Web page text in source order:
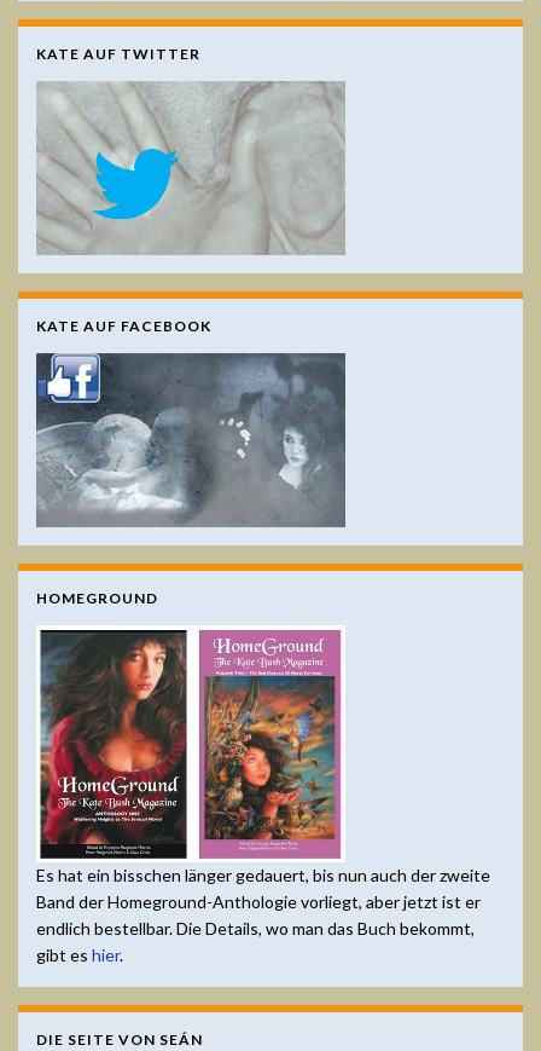
KATE AUF TWITTER
KATE AUF FACEBOOK
HOMEGROUND
Es hat ein bisschen länger gedauert, bis nun auch der zweite
Band der Homeground-Anthologie vorliegt, aber jetzt ist er
endlich bestellbar. Die Details, wo man das Buch bekommt,
gibt es hier.
DIE SEITE VON SEÁN